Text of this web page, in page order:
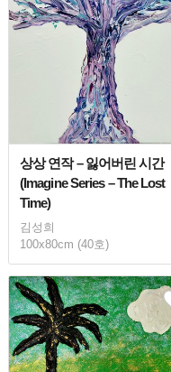
상상 연작 – 잃어버린 시간
(Imagine Series – The Lost
Time)
김성희
100x80cm (40호)